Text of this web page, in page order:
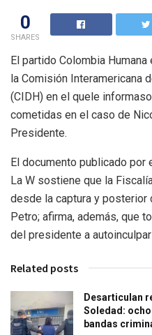
0
SHARES
El partido Colombia
la Comisión Interamericana
(CIDH) en el quele
cometidas en el caso de
Presidente.
El documento publicado por
La W sostiene que la
desde la captura y
Petro; afirma, además, que
del presidente a
Related posts
Desarticulan
Soledad:
bandas